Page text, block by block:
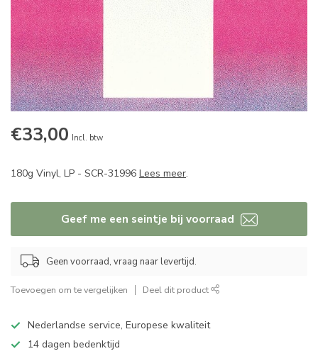
€33,00 Incl. btw
180g Vinyl, LP - SCR-31996 Lees meer.
Geef me een seintje bij voorraad
Geen voorraad, vraag naar levertijd.
Toevoegen om te vergelijken Deel dit product
Nederlandse service, Europese kwaliteit
14 dagen bedenktijd